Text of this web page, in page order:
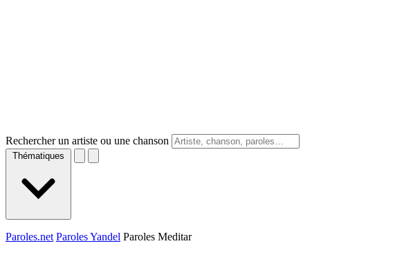
Rechercher un artiste ou une chanson
Thématiques
Paroles.net Paroles Yandel Paroles Meditar